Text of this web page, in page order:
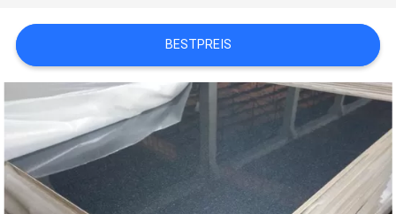
FÄLLE
FORDERN
SIE
EIN
ZITAT
BESTPREIS